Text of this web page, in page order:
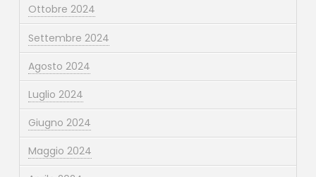
Ottobre 2024
Settembre 2024
Agosto 2024
Luglio 2024
Giugno 2024
Maggio 2024